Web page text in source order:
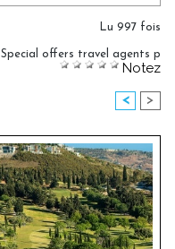
Lu 997 fois
Special offers travel agents p
Notez
< >